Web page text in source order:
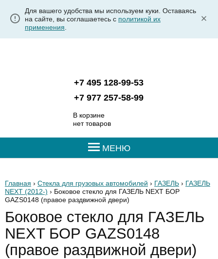
Для вашего удобства мы используем куки. Оставаясь
на сайте, вы соглашаетесь с политикой их
применения
+7 495 128-99-53
+7 977 257-58-99
В корзине
нет товаров
МЕНЮ
Главная › Стекла для грузовых автомобилей › ГАЗЕЛЬ › ГАЗЕЛЬ
NEXT (2012-) › Боковое стекло для ГАЗЕЛЬ NEXT БОР
GAZS0148 (правое раздвижной двери)
Боковое стекло для ГАЗЕЛЬ
NEXT БОР GAZS0148
(правое раздвижной двери)